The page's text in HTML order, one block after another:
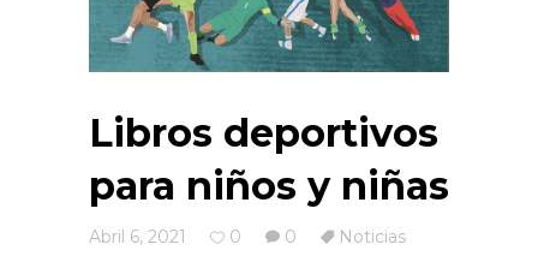
Libros deportivos
para niños y niñas
Abril 6, 2021 0 0 Noticias